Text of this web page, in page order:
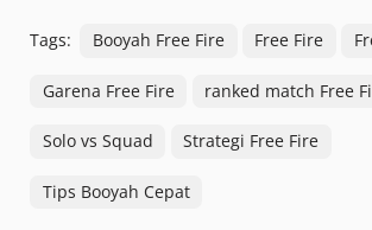
Tags: Booyah Free Fire Free Fire
Garena Free Fire ranked match Free
Solo vs Squad Strategi Free Fire
Tips Booyah Cepat